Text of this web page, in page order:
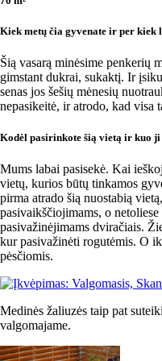
Kiek metų čia gyvenate ir per kiek
Šią vasarą minėsime penkerių
gimstant dukrai, sukaktį. Ir
senas jos šešių mėnesių
nepasikeitė, ir atrodo, kad visa
Kodėl pasirinkote šią vietą ir kuo ji
Mums labai pasisekė. Kai
vietų, kurios būtų tinkamos
pirma atrado šią nuostabią
pasivaikščiojimams, o
pasivažinėjimams dviračiais.
kur pasivažinėti rogutėmis. O
pėsčiomis.
Medinės žaliuzės taip pat
valgomajame.